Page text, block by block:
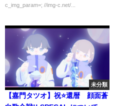
c_img_param=; //img-c.net/...
未分類
【嘉門タツオ】祝⭐️還暦 顔面蒼